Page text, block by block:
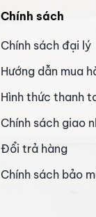
Chính sách
Chính sách đại lý
Hướng dẫn mua
Hình thức thanh
Chính sách giao
Đổi trả hàng
Chính sách bảo